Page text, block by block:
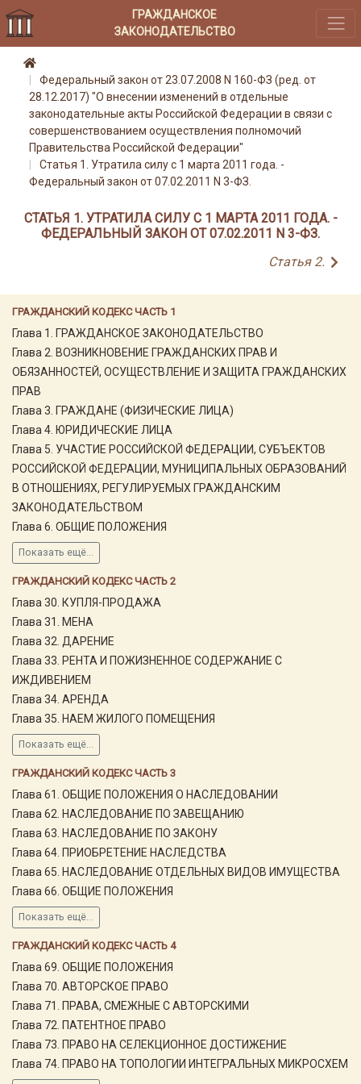
ГРАЖДАНСКОЕ
ЗАКОНОДАТЕЛЬСТВО
ГРАЖДАНСКИЙ КОДЕКС ЧАСТЬ 1
Глава 1. ГРАЖДАНСКОЕ ЗАКОНОДАТЕЛЬСТВО
Глава 2. ВОЗНИКНОВЕНИЕ ГРАЖДАНСКИХ ПРАВ И
ОБЯЗАННОСТЕЙ, ОСУЩЕСТВЛЕНИЕ И ЗАЩИТА ГРАЖДАНСКИХ
ПРАВ
Глава 3. ГРАЖДАНЕ (ФИЗИЧЕСКИЕ ЛИЦА)
Глава 4. ЮРИДИЧЕСКИЕ ЛИЦА
Глава 5. УЧАСТИЕ РОССИЙСКОЙ ФЕДЕРАЦИИ, СУБЪЕКТОВ
РОССИЙСКОЙ ФЕДЕРАЦИИ, МУНИЦИПАЛЬНЫХ ОБРАЗОВАНИЙ
В ОТНОШЕНИЯХ, РЕГУЛИРУЕМЫХ ГРАЖДАНСКИМ
ЗАКОНОДАТЕЛЬСТВОМ
Глава 6. ОБЩИЕ ПОЛОЖЕНИЯ
Показать ещё...
ГРАЖДАНСКИЙ КОДЕКС ЧАСТЬ 2
Глава 30. КУПЛЯ-ПРОДАЖА
Глава 31. МЕНА
Глава 32. ДАРЕНИЕ
Глава 33. РЕНТА И ПОЖИЗНЕННОЕ СОДЕРЖАНИЕ С
ИЖДИВЕНИЕМ
Глава 34. АРЕНДА
Глава 35. НАЕМ ЖИЛОГО ПОМЕЩЕНИЯ
Показать ещё...
ГРАЖДАНСКИЙ КОДЕКС ЧАСТЬ 3
Глава 61. ОБЩИЕ ПОЛОЖЕНИЯ О НАСЛЕДОВАНИИ
Глава 62. НАСЛЕДОВАНИЕ ПО ЗАВЕЩАНИЮ
Глава 63. НАСЛЕДОВАНИЕ ПО ЗАКОНУ
Глава 64. ПРИОБРЕТЕНИЕ НАСЛЕДСТВА
Глава 65. НАСЛЕДОВАНИЕ ОТДЕЛЬНЫХ ВИДОВ ИМУЩЕСТВА
Глава 66. ОБЩИЕ ПОЛОЖЕНИЯ
Показать ещё...
ГРАЖДАНСКИЙ КОДЕКС ЧАСТЬ 4
Глава 69. ОБЩИЕ ПОЛОЖЕНИЯ
Глава 70. АВТОРСКОЕ ПРАВО
Глава 71. ПРАВА, СМЕЖНЫЕ С АВТОРСКИМИ
Глава 72. ПАТЕНТНОЕ ПРАВО
Глава 73. ПРАВО НА СЕЛЕКЦИОННОЕ ДОСТИЖЕНИЕ
Глава 74. ПРАВО НА ТОПОЛОГИИ ИНТЕГРАЛЬНЫХ МИКРОСХЕМ
Федеральный закон от 23.07.2008 N 160-ФЗ (ред. от
28.12.2017) "О внесении изменений в отдельные
законодательные акты Российской Федерации в связи с
совершенствованием осуществления полномочий
Правительства Российской Федерации"
Статья 1. Утратила силу с 1 марта 2011 года. -
Федеральный закон от 07.02.2011 N 3-ФЗ.
СТАТЬЯ 1. УТРАТИЛА СИЛУ С 1 МАРТА 2011 ГОДА. -
ФЕДЕРАЛЬНЫЙ ЗАКОН ОТ 07.02.2011 N 3-ФЗ.
Статья 2.